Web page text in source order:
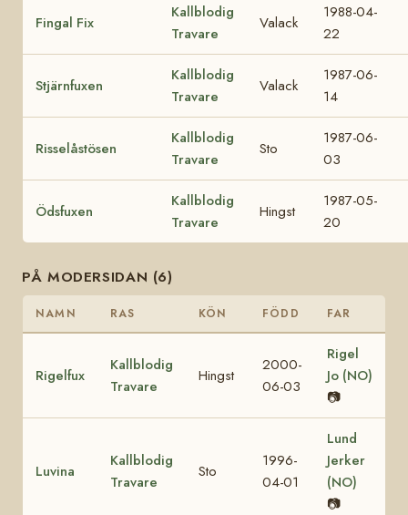
Fingal Fix
Kallblodig
Travare
Valack
1988-04-
22
Stjärnfuxen
Kallblodig
Travare
Valack
1987-06-
14
Risselåstösen
Kallblodig
Travare
Sto
1987-06-
03
Ödsfuxen
Kallblodig
Travare
Hingst
1987-05-
20
PÅ MODERSIDAN (6)
NAMN RAS KÖN FÖDD FAR
Rigelfux
Kallblodig
Travare
Hingst
2000-
06-03
Rigel
Jo (NO)
📷
Luvina
Kallblodig
Travare
Sto
1996-
04-01
Lund
Jerker
(NO)
📷